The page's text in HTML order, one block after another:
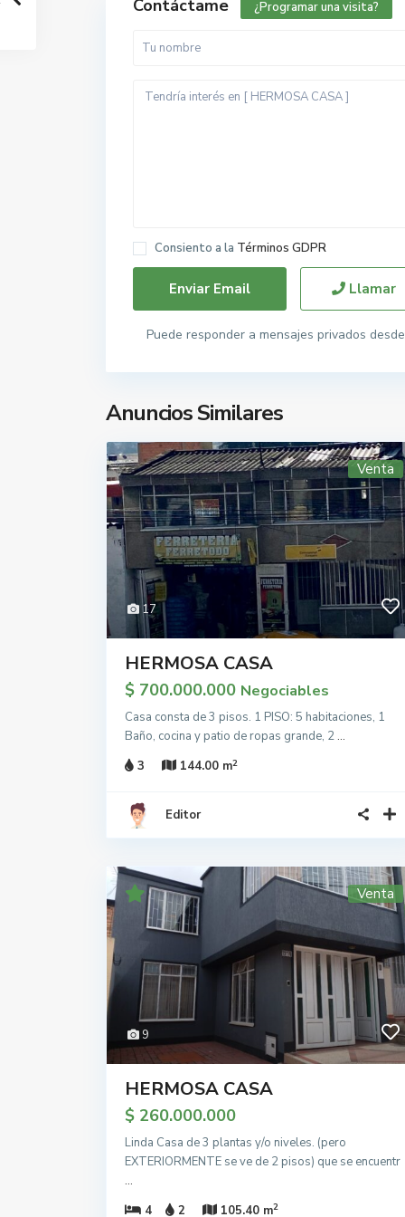
Contáctame ¿Programar una visita?
Consiento a la Términos GDPR
Llamar
Puede responder a mensajes privados
Anuncios Similares
17
Venta
HERMOSA CASA
$ 700.000.000 Negociables
Casa consta de 3 pisos. 1 PISO: 5 habitaciones, 1
Baño, cocina y patio de ropas grande, 2...
3
144.00 m2
Editor
9
Venta
HERMOSA CASA
$ 260.000.000
Linda Casa de 3 plantas y/o niveles. (pero
EXTERIORMENTE se ve de 2 pisos) que se encuentr
...
4
2 105.40 m2